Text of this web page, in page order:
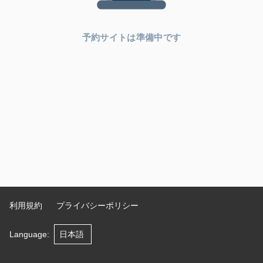
予約サイトは準備中です
利用規約 プライバシーポリシー
Language: